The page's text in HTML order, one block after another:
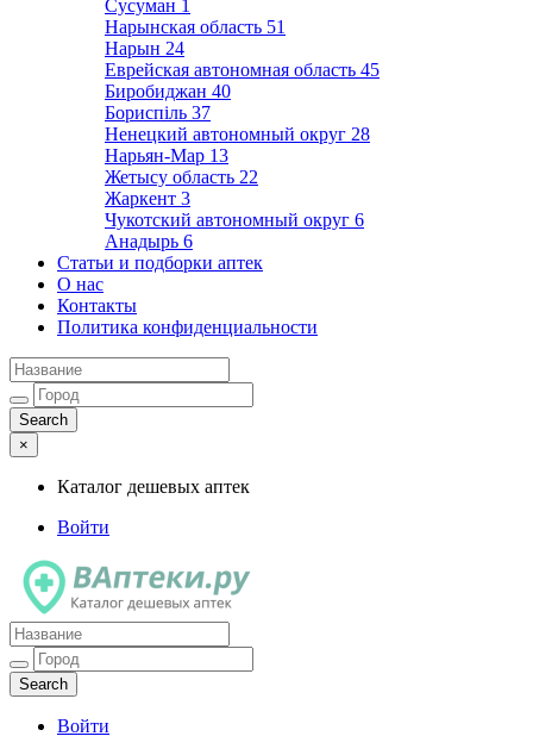
Сусуман 1
Нарынская область 51
Нарын 24
Еврейская автономная область 45
Биробиджан 40
Бориспіль 37
Ненецкий автономный округ 28
Нарьян-Мар 13
Жетысу область 22
Жаркент 3
Чукотский автономный округ 6
Анадырь 6
Статьи и подборки аптек
О нас
Контакты
Политика конфиденциальности
×
Каталог дешевых аптек
Войти
Каталог дешевых аптек
Войти